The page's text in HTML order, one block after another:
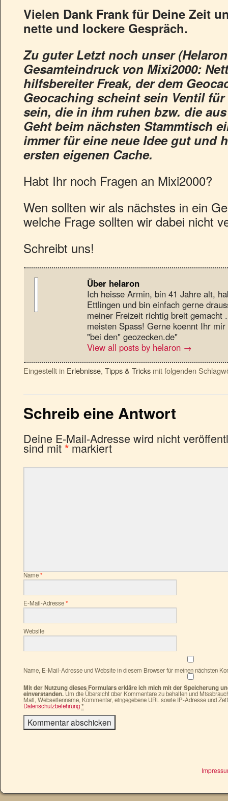
Vielen Dank Frank für Deine Zeit
nette und lockere Gespräch.
Zu guter Letzt noch unser
Gesamteindruck von Mixi2000:
hilfsbereiter Freak, der dem
Geocaching scheint sein Ventil
sein, die in ihm ruhen bzw. die
Geht beim nächsten Stammtisch
immer für eine neue Idee gut und
ersten eigenen Cache.
Habt Ihr noch Fragen an Mixi2000?
Wen sollten wir als nächstes in ein
welche Frage sollten wir dabei nicht
Schreibt uns!
Über helaron
Ich heisse Armin, bin 41 Jahre alt,
Ettlingen und bin einfach gerne
meiner Freizeit richtig breit gemacht
meisten Spass! Gerne koennt Ihr
"bei den" geozecken.de"
View all posts by helaron →
Eingestellt in Erlebnisse, Tipps & Tricks mit folgenden
Schreib eine Antwort
Deine E-Mail-Adresse wird nicht
sind mit*markiert
Name*
E-Mail-Adresse*
Website
Name, E-Mail-Adresse und Website in diesem Browser für meinen nächsten
Mit der Nutzung dieses Formulars erkläre ich mich mit der Speicherung
einverstanden.Um die Übersicht über Kommentare zu behalten und
Mail, Webseitenname, Kommentar, eingegebene URL sowie IP-Adresse und
Datenschutzbelehrung*